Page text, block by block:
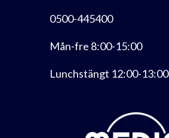
0500-445400
Mån-fre 8:00-15:00
Lunchstängt 12:00-13:00